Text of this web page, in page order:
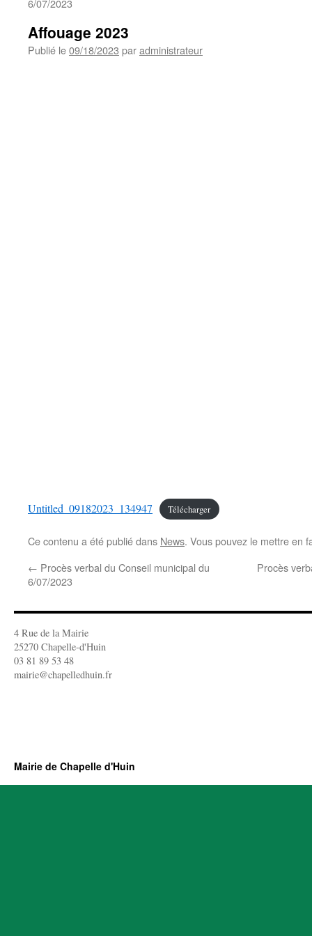
6/07/2023
Affouage 2023
Publié le09/18/2023 paradministrateur
Untitled_09182023_134947 Télécharger
Ce contenu a été publié dans News. Vous pouvez le mettre en
← Procès verbal du Conseil municipal du
6/07/2023
Procès
4 Rue de la Mairie
25270 Chapelle-d'Huin
03 81 89 53 48
mairie@chapelledhuin.fr
Mairie de Chapelle d'Huin